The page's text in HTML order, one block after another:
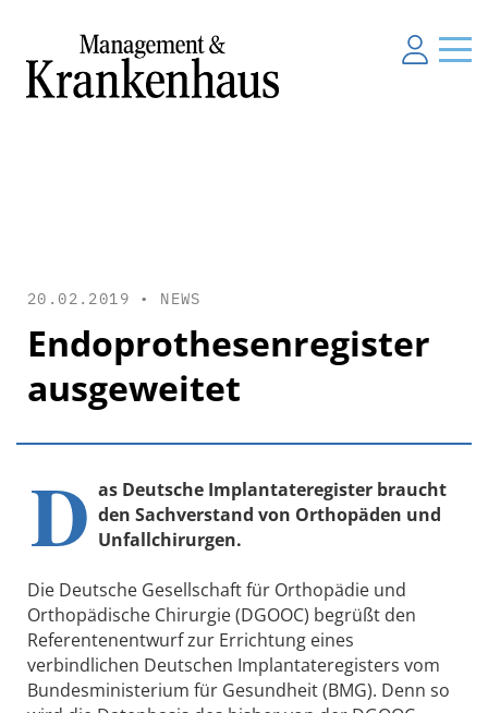
20.02.2019 • NEWS
Endoprothesenregister
ausgeweitet
D as Deutsche Implantateregister braucht
den Sachverstand von Orthopäden und
Unfallchirurgen.
Die Deutsche Gesellschaft für Orthopädie und
Orthopädische Chirurgie (DGOOC) begrüßt den
Referentenentwurf zur Errichtung eines
verbindlichen Deutschen Implantateregisters vom
Bundesministerium für Gesundheit (BMG). Denn so